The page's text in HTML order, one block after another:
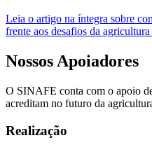
Leia o artigo na íntegra sobre
frente aos desafios da
Nossos Apoiadores
O SINAFE conta com o apoio
acreditam no futuro da
Realização